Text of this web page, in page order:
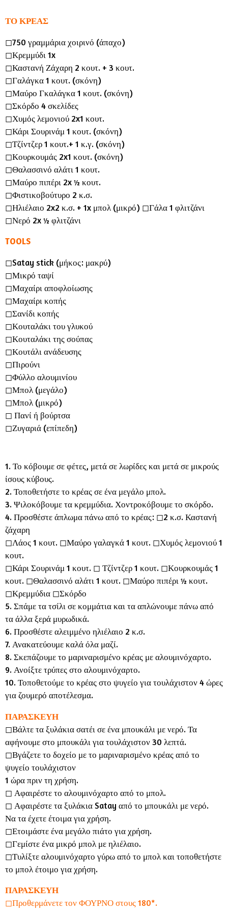
ΤΟ ΚΡΕΑΣ
◻︎750 γραμμάρια χοιρινό (άπαχο)
◻︎Κρεμμύδι 1x
◻︎Καστανή Ζάχαρη 2 κουτ. + 3 κουτ.
◻︎Γαλάγκα 1 κουτ. (σκόνη)
◻︎Μαύρο Γκαλάγκα 1 κουτ. (σκόνη)
◻︎Σκόρδο 4 σκελίδες
◻︎Χυμός λεμονιού 2x1 κουτ.
◻︎Κάρι Σουρινάμ 1 κουτ. (σκόνη)
◻︎Τζίντζερ 1 κουτ.+ 1 κ.γ. (σκόνη)
◻︎Κουρκουμάς 2x1 κουτ. (σκόνη)
◻︎Θαλασσινό αλάτι 1 κουτ.
◻︎Μαύρο πιπέρι 2x ½ κουτ.
◻︎Φιστικοβούτυρο 2 κ.σ.
◻︎Ηλιέλαιο 2x2 κ.σ. + 1x μπολ (μικρό) ◻︎Γάλα 1 φλιτζάνι
◻︎Νερό 2x ½ φλιτζάνι
TOOLS
◻︎Satay stick (μήκος: μακρύ)
◻︎Μικρό ταψί
◻︎Μαχαίρι αποφλοίωσης
◻︎Μαχαίρι κοπής
◻︎Σανίδι κοπής
◻︎Κουταλάκι του γλυκού
◻︎Κουταλάκι της σούπας
◻︎Κουτάλι ανάδευσης
◻︎Πιρούνι
◻︎Φύλλο αλουμινίου
◻︎Μπολ (μεγάλο)
◻︎Μπολ (μικρό)
◻︎ Πανί ή βούρτσα
◻︎Ζυγαριά (επίπεδη)
1. Το κόβουμε σε φέτες, μετά σε λωρίδες και μετά σε μικρούς
ίσους κύβους.
2. Τοποθετήστε το κρέας σε ένα μεγάλο μπολ.
3. Ψιλοκόβουμε τα κρεμμύδια. Χοντροκόβουμε το σκόρδο.
4. Προσθέστε άπλωμα πάνω από το κρέας: ◻︎2 κ.σ. Καστανή
ζάχαρη
◻︎Λάος 1 κουτ. ◻︎Μαύρο γαλαγκά 1 κουτ. ◻︎Χυμός λεμονιού 1
κουτ.
◻︎Κάρι Σουρινάμ 1 κουτ. ◻︎ Τζίντζερ 1 κουτ. ◻︎Κουρκουμάς 1
κουτ. ◻︎Θαλασσινό αλάτι 1 κουτ. ◻︎Μαύρο πιπέρι ½ κουτ.
◻︎Κρεμμύδια ◻︎Σκόρδο
5. Σπάμε τα τσίλι σε κομμάτια και τα απλώνουμε πάνω από
τα άλλα ξερά μυρωδικά.
6. Προσθέστε αλειμμένο ηλιέλαιο 2 κ.σ.
7. Ανακατεύουμε καλά όλα μαζί.
8. Σκεπάζουμε το μαριναρισμένο κρέας με αλουμινόχαρτο.
9. Ανοίξτε τρύπες στο αλουμινόχαρτο.
10. Τοποθετούμε το κρέας στο ψυγείο για τουλάχιστον 4 ώρες
για ζουμερό αποτέλεσμα.
ΠΑΡΑΣΚΕΥΗ
◻︎Βάλτε τα ξυλάκια σατέι σε ένα μπουκάλι με νερό. Τα
αφήνουμε στο μπουκάλι για τουλάχιστον 30 λεπτά.
◻︎Βγάζετε το δοχείο με το μαριναρισμένο κρέας από το
ψυγείο τουλάχιστον
1 ώρα πριν τη χρήση.
◻︎ Αφαιρέστε το αλουμινόχαρτο από το μπολ.
◻︎ Αφαιρέστε τα ξυλάκια Satay από το μπουκάλι με νερό.
Να τα έχετε έτοιμα για χρήση.
◻︎Ετοιμάστε ένα μεγάλο πιάτο για χρήση.
◻︎Γεμίστε ένα μικρό μπολ με ηλιέλαιο.
◻︎Τυλίξτε αλουμινόχαρτο γύρω από το μπολ και τοποθετήστε
το μπολ έτοιμο για χρήση.
ΠΑΡΑΣΚΕΥΗ
◻︎Προθερμάνετε τον ΦΟΥΡΝΟ στους 180*.